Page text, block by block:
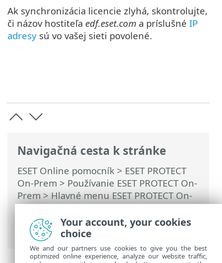
Navigačná cesta k stránke
ESET Online pomocník > ESET PROTECT
On-Prem > Používanie ESET PROTECT On-
Prem>Hlavné menu ESET PROTECT On-
Prem>Viac>Správa licencií> ESET
PROTECT Hub, ESET Business Account
alebo ESET MSP Administrator
Ak synchronizácia licencie zlyhá, skontrolujte,
či názov hostiteľa edf.eset.com a príslušné IP
adresy sú vo vašej sieti povolené.
Your account, your cookies
choice
We and our partners use cookies to give you the best
optimized online experience, analyze our website traffic,